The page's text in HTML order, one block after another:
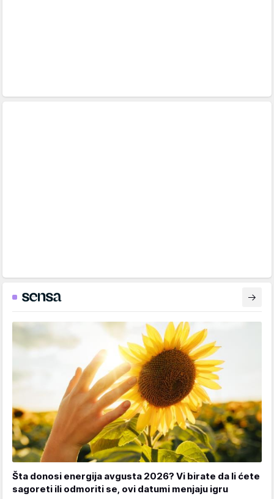
Šta donosi energija avgusta 2026? Vi birate da li ćete
sagoreti ili odmoriti se, ovi datumi menjaju igru